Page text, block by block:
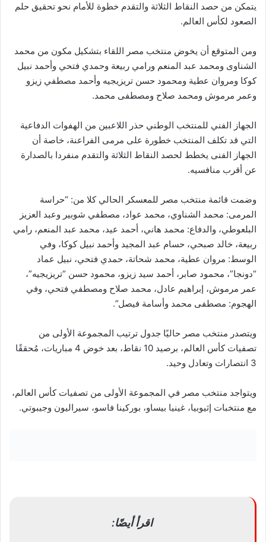
يتمكن من حصد النقاط الثلاثة والتقدم خطوة للأمام نحو تحقيق حلم
الصعود لكأس العالم.
ومن المتوقع أن يخوض منتخب مصر اللقاء بتشكيل مكون من محمد
الشناوى ومحمد عبد المنعم ورامي ربيعة وحمدي فتحي وأحمد نبيل
كوكا ومروان عطية ومحمود حسن تريزيجيه وأحمد مصطفي زيزو
وعمر مرموش ومحمد صلاح ومصطفى محمد.
الجهاز الفني للمنتخب الوطني حذر اللاعبين من الهفوات الدفاعية
التي قد تكلف المنتخب خطورة على مرمى الفراعنة، خاصة أن
الجهاز الفنى يخطط لحصد النقاط الثلاثة والتقدم منفردا بالصدارة
عن أقرب منافسيه.
وضمت قائمة منتخب مصر للمعسكر الحالي كلا من: “حراسة
المرمى: محمد الشناوي، محمد عواد، مصطفي شوبير وعبد العزيز
البلعوطي، والدفاع: محمد هاني، أحمد عيد، محمد عبد المنعم، رامي
ربيعة، خالد صبحي، حسام عبد المجيد وأحمد نبيل كوكا، وفي
الوسط: مروان عطية، محمد شحاتة، حمدي فتحي، نبيل عماد
“دونجا”، محمود صابر، أحمد سيد زيزو، محمود حسن “تريزيجيه”،
عمر مرموش، إبراهيم عادل، محمد صلاح ومصطفي فتحي، وفي
الهجوم: مصطفى محمد وأسامة فيصل”.
ويتصدر منتخب مصر حاليًا جدول ترتيب المجموعة الأولى من
تصفيات كأس العالم، برصيد 10 نقاط، بعد خوض 4 مباريات، مُحققًا
3 انتصارات وتعادل وحيد.
ويتواجد منتخب مصر في المجموعة الأولى من تصفيات كأس العالم،
مع منتخبات إثيوبيا، غينيا بيساو، بوركينا فاسو، سيراليون وجيبوتي.
اقرأ أيضًا: